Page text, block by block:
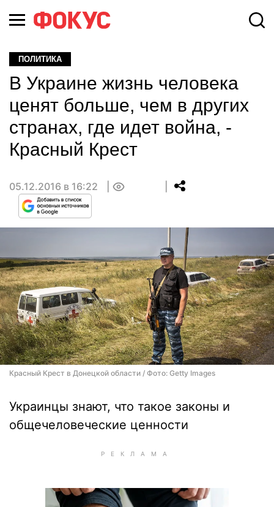
ПОЛИТИКА
В Украине жизнь человека
ценят больше, чем в других
странах, где идет война, -
Красный Крест
05.12.2016 в 16:22
Красный Крест в Донецкой области / Фото: Getty Images
Украинцы знают, что такое законы и
общечеловеческие ценности